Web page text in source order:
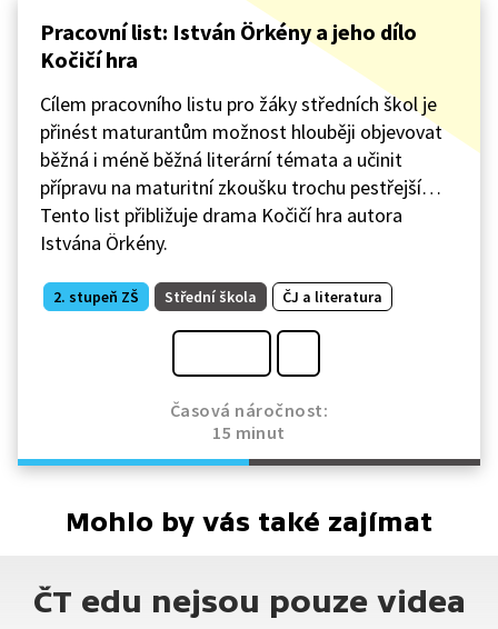
Pracovní list: István Örkény a jeho dílo
Kočičí hra
Cílem pracovního listu pro žáky středních škol je
přinést maturantům možnost hlouběji objevovat
běžná i méně běžná literární témata a učinit
přípravu na maturitní zkoušku trochu pestřejší…
Tento list přibližuje drama Kočičí hra autora
Istvána Örkény.
2. stupeň ZŠ Střední škola ČJ a literatura
Časová náročnost:
15 minut
Mohlo by vás také zajímat
ČT edu nejsou pouze videa